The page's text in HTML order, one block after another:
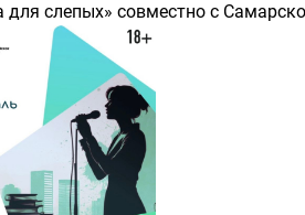
для слепых» совместно с